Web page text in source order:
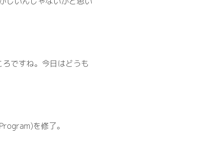
ですね。今日はどうも
を修了。